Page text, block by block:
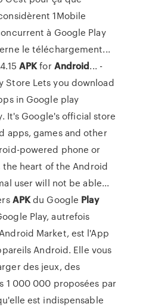
1Mobile
à Google Play
le téléchargement...
APKforAndroid... -
Store Lets you download
in Google play
It's Google's official store
apps, games and other
powered phone or
heart of the Android
user will not be able...
APKdu Google Play
Play, autrefois
Market, est l'App
Android. Elle vous
des jeux, des
1 000 000 proposées par
est indispensable